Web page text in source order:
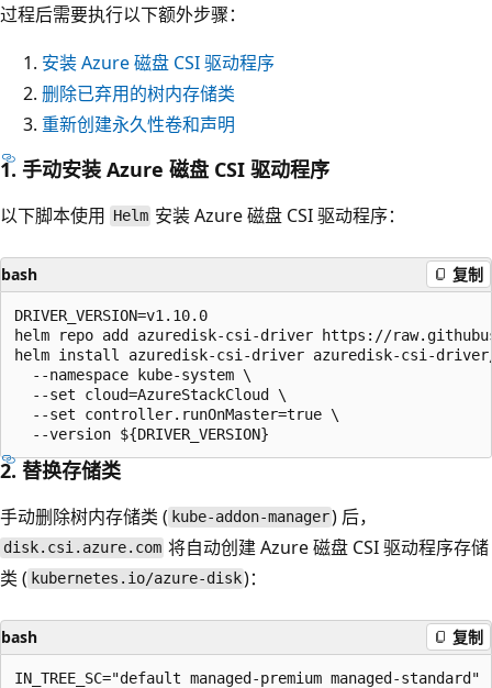
过程后需要执行以下额外步骤：
安装 Azure 磁盘 CSI 驱动程序
删除已弃用的树内存储类
重新创建永久性卷和声明
1. 手动安装 Azure 磁盘 CSI 驱动程序
以下脚本使用 Helm 安装 Azure 磁盘 CSI 驱动程序：
bash 复制
DRIVER_VERSION=v1.10.0
helm repo add azuredisk-csi-driver https://
helm install azuredisk-csi-driver azuredisk-csi-
  --namespace kube-system \
  --set cloud=AzureStackCloud \
  --set controller.runOnMaster=true \
2. 替换存储类
手动删除树内存储类 ( kube-addon-manager) 后，
disk.csi.azure.com 将自动创建 Azure 磁盘 CSI 驱动程序存储
类 ( kubernetes.io/azure-disk)：
bash 复制
IN_TREE_SC="default managed-premium managed-standard"